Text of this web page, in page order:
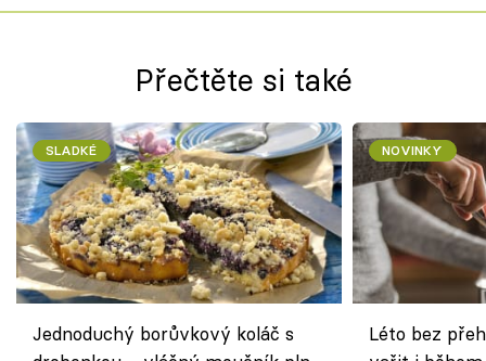
Přečtěte si také
SLADKÉ
Jednoduchý borůvkový koláč s
NOVINKY
Léto bez